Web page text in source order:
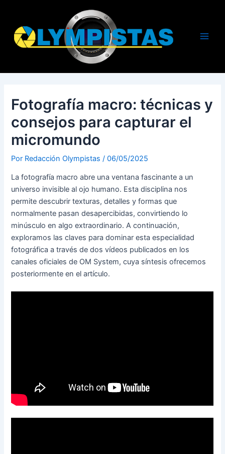
contenido
Fotografía macro: técnicas y
consejos para capturar el
micromundo
Por Redacción Olympistas /06/05/2025
La fotografía macro abre una ventana fascinante a un
universo invisible al ojo humano. Esta disciplina nos
permite descubrir texturas, detalles y formas que
normalmente pasan desapercibidas, convirtiendo lo
minúsculo en algo extraordinario. A continuación,
exploramos las claves para dominar esta especialidad
fotográfica a través de dos vídeos publicados en los
canales oficiales de OM System, cuya síntesis ofrecemos
posteriormente en el artículo.